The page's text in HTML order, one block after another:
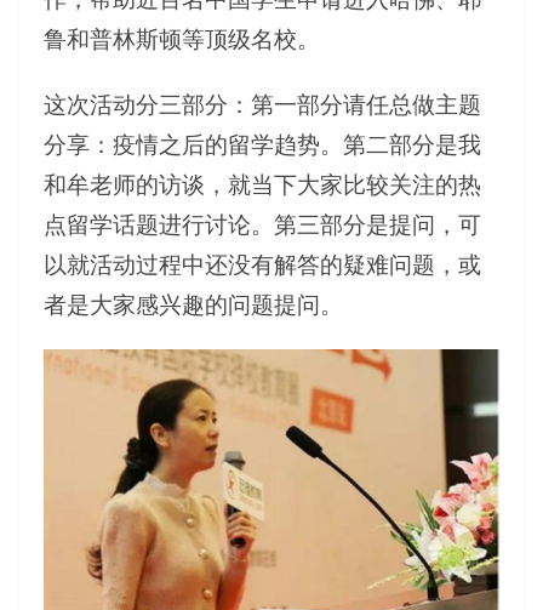
鲁和普林斯顿等顶级名校。
这次活动分三部分：第一部分请任总做主题
分享：疫情之后的留学趋势。第二部分是我
和牟老师的访谈，就当下大家比较关注的热
点留学话题进行讨论。第三部分是提问，可
以就活动过程中还没有解答的疑难问题，或
者是大家感兴趣的问题提问。